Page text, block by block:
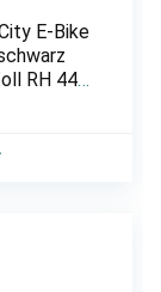
E-Bike
RH 44